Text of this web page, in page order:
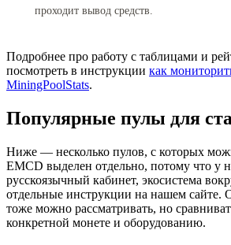
проходит вывод средств.
Подробнее про работу с таблицами и
посмотреть в инструкции как
MiningPoolStats.
Популярные пулы для
Ниже — несколько пулов, с которых
EMCD выделен отдельно, потому что у
русскоязычный кабинет, экосистема
отдельные инструкции на нашем сайте.
тоже можно рассматривать, но
конкретной монете и оборудованию.